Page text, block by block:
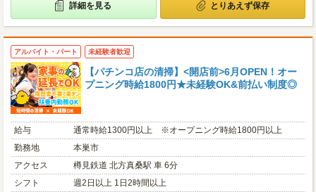
詳細を見る とりあえず保存
アルバイト・パート 未経験者歓迎
【パチンコ店の清掃】<開店前>6月OPEN！オー
プニング時給1800円★未経験OK&前払い制度◎
給与
通常時給1300円以上 ※オープニング時給1800円以上
勤務地
本巣市
アクセス
樽見鉄道 北方真桑駅 車 6分
シフト
週2日以上 1日2時間以上